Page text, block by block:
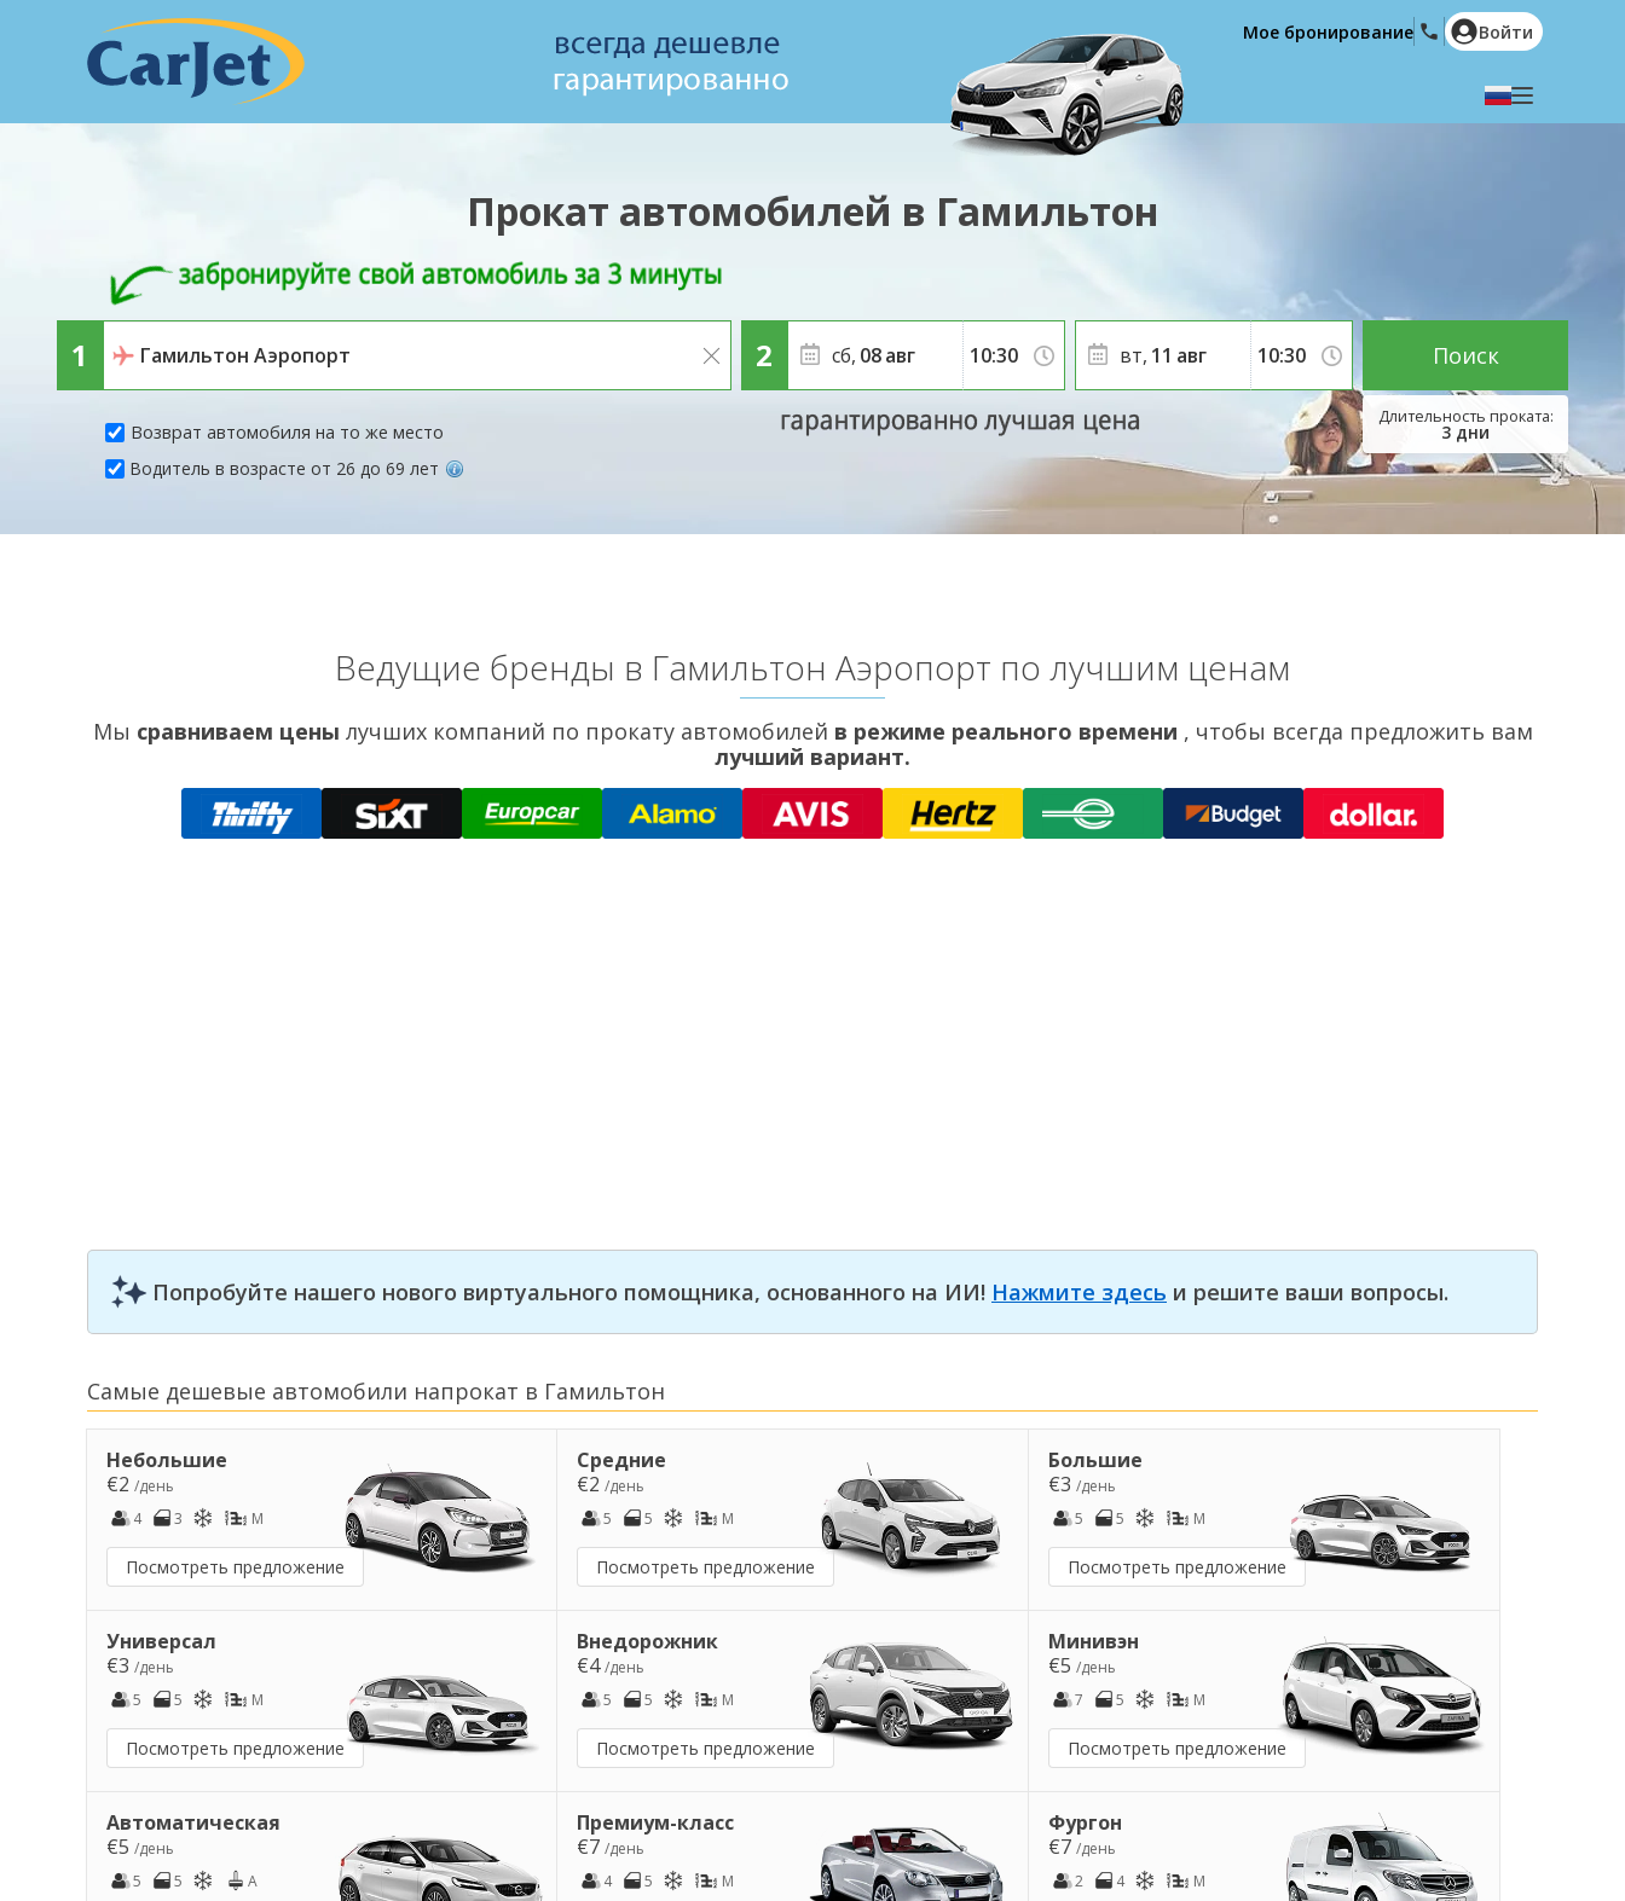
English (US)
Română
Ελληνικά
Hrvatski
العربية
Мое бронирование Войти
Прокат автомобилей в Гамильтон
Возврат автомобиля на то же место
сб, 08авг
3 дни
вт, 11 авг
Водитель в возрасте от 26 до 69 лет
Поиск
Ведущие бренды в Гамильтон Аэропорт по лучшим ценам
Мы сравниваем цены лучших компаний по прокату автомобилей в режиме реального времени , чтобы всегда предложить вам
лучший вариант.
Попробуйте нашего нового виртуального помощника, основанного на ИИ! Нажмите здесь и решите ваши вопросы.
Самые дешевые автомобили напрокат в Гамильтон
Небольшие
€2 /день
4
3 M
Посмотреть предложение
Средние
€2/день
5
5 M
Посмотреть предложение
Большие
€3 /день
5
5 M
Посмотреть предложение
Универсал
€3 /день
5
5 M
Посмотреть предложение
Внедорожник
€4/день
5
5 M
Посмотреть предложение
Минивэн
€5 /день
7
5 M
Посмотреть предложение
Автоматическая
€5 /день
5
5 A
Премиум-класс
€7/день
4
5 M
Фургон
€7 /день
2
4 M